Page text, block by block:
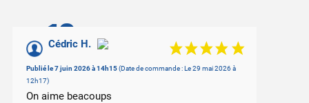
10/10
Basé sur 2 avis
Cédric H.
Publié le 7 juin 2026 à 14h15(Date de commande : Le 29 mai 2026 à
12h17)
On aime beacoups